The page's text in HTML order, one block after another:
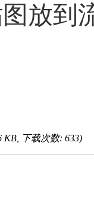
放到
KB, 下载次数: 633)